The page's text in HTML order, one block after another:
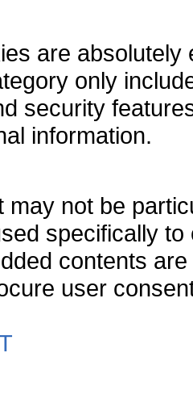
are
only
security
information.
may not be
specifically
contents
user